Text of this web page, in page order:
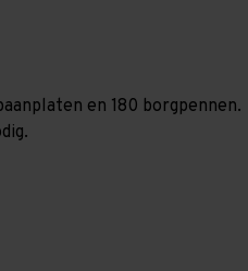
en 180 borgpennen.